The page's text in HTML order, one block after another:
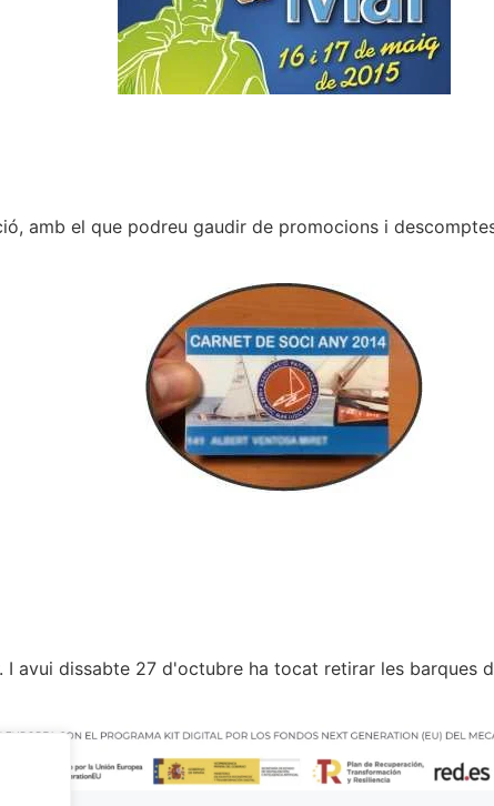
amb el que podreu gaudir de promocions i
I avui dissabte 27 d'octubre ha tocat retirar les barques